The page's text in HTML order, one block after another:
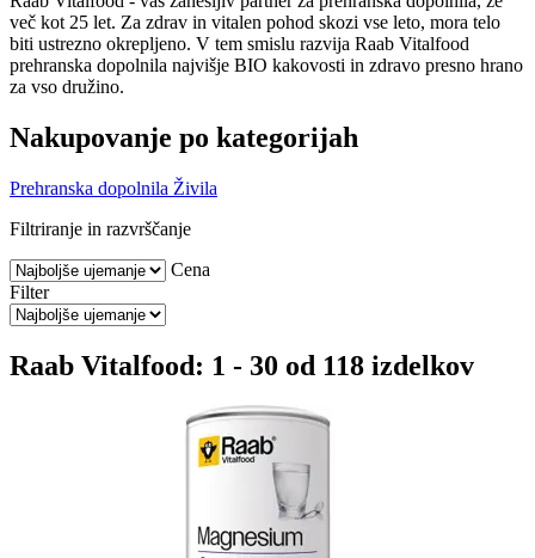
več kot 25 let. Za zdrav in vitalen pohod skozi vse leto, mora telo
biti ustrezno okrepljeno. V tem smislu razvija Raab Vitalfood
prehranska dopolnila najvišje BIO kakovosti in zdravo presno hrano
za vso družino.
Nakupovanje po kategorijah
Prehranska dopolnila Živila
Filtriranje in razvrščanje
Cena
Filter
Raab Vitalfood: 1 - 30 od 118 izdelkov